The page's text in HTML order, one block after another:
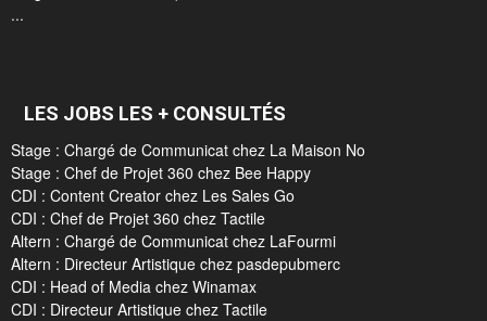
...
LES JOBS LES + CONSULTÉS
Stage : Chargé de Communicat chez La Maison No
Stage : Chef de Projet 360 chez Bee Happy
CDI : Content Creator chez Les Sales Go
CDI : Chef de Projet 360 chez Tactile
Altern : Chargé de Communicat chez LaFourmi
Altern : Directeur Artistique chez pasdepubmerc
CDI : Head of Media chez Winamax
CDI : Directeur Artistique chez Tactile